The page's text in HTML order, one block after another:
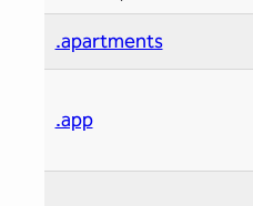
.apartments
.app